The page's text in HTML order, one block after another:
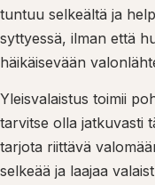
tuntuu selkeältä ja
syttyessä, ilman että
häikäisevään
Yleisvalaistus toimii
tarvitse olla jatkuvasti
tarjota riittävä
selkeää ja laajaa